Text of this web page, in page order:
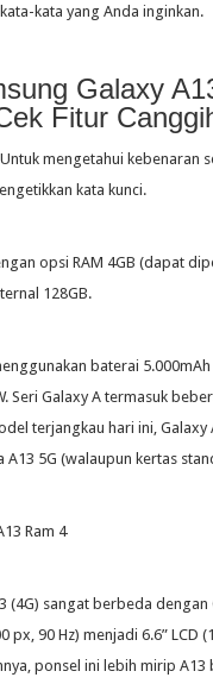
kata yang Anda inginkan.
Galaxy
Fitur
mengetahui kebenaran
kata kunci.
opsi RAM 4GB (dapat
128GB.
baterai
Seri Galaxy A termasuk
terjangkau hari ini, Galaxy
A13 5G (walaupun kertas
(4G) sangat berbeda
px, 90 Hz) menjadi 6.6”
ponsel ini lebih mirip